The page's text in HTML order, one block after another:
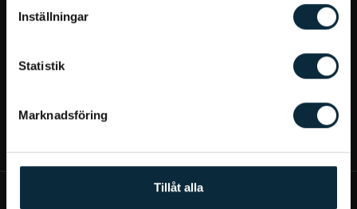
Inställningar
Statistik
Marknadsföring
Tillåt alla